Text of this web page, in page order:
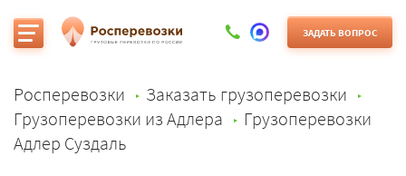
ЗАДАТЬ ВОПРОС
Росперевозки
Заказать грузоперевозки
Грузоперевозки из Адлера
Грузоперевозки
Адлер Суздаль